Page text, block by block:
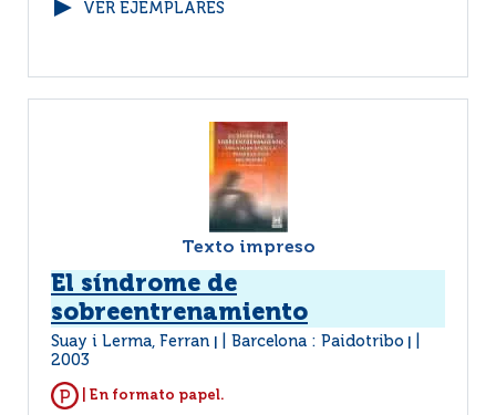
VER EJEMPLARES
Texto impreso
El síndrome de
sobreentrenamiento
Suay i Lerma, Ferran Barcelona : Paidotribo
2003
| En formato papel.